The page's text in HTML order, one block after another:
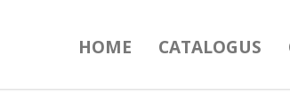
HOME CATALOGUS